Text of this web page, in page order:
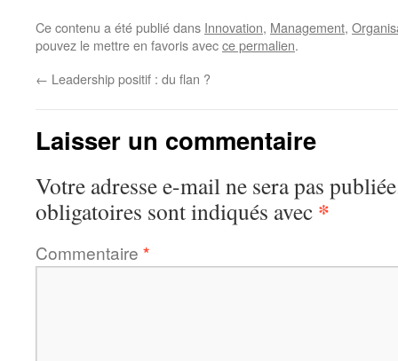
Ce contenu a été publié dans Innovation, Management,
pouvez le mettre en favoris avecce permalien.
← Leadership positif : du flan ?
Laisser un commentaire
Votre adresse e-mail ne sera pas
obligatoires sont indiqués avec *
Commentaire *